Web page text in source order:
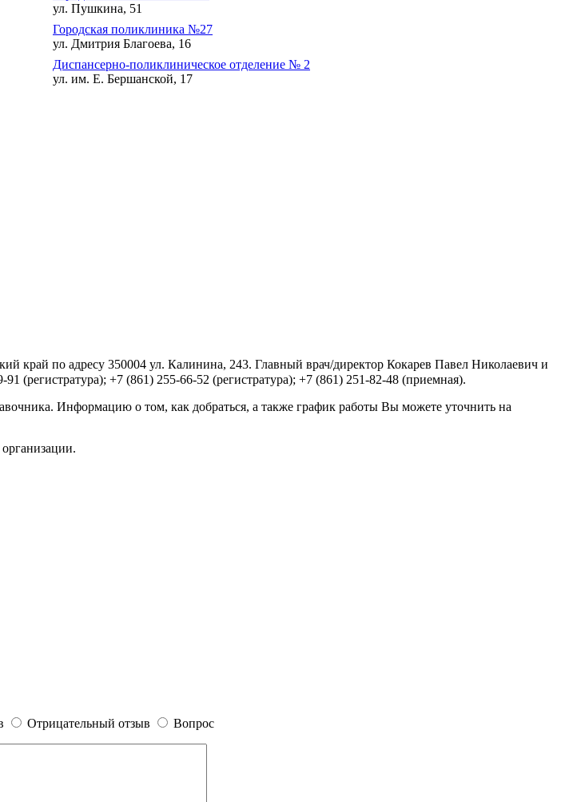
ул. Пушкина, 51
Городская поликлиника №27
ул. Дмитрия Благоева, 16
Диспансерно-поликлиническое отделение № 2
ул. им. Е. Бершанской, 17
край по адресу 350004 ул. Калинина, 243. Главный врач/директор Кокарев Павел Николаевич и
(регистратура); +7 (861) 255-66-52 (регистратура); +7 (861) 251-82-48 (приемная).
Информацию о том, как добраться, а также график работы Вы можете уточнить на
Отрицательный отзыв Вопрос